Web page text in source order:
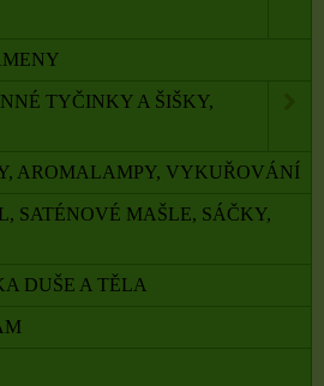
TYČINKY A ŠIŠKY,
AROMALAMPY, VYKUŘOVÁNÍ
SATÉNOVÉ MAŠLE, SÁČKY,
DUŠE A TĚLA